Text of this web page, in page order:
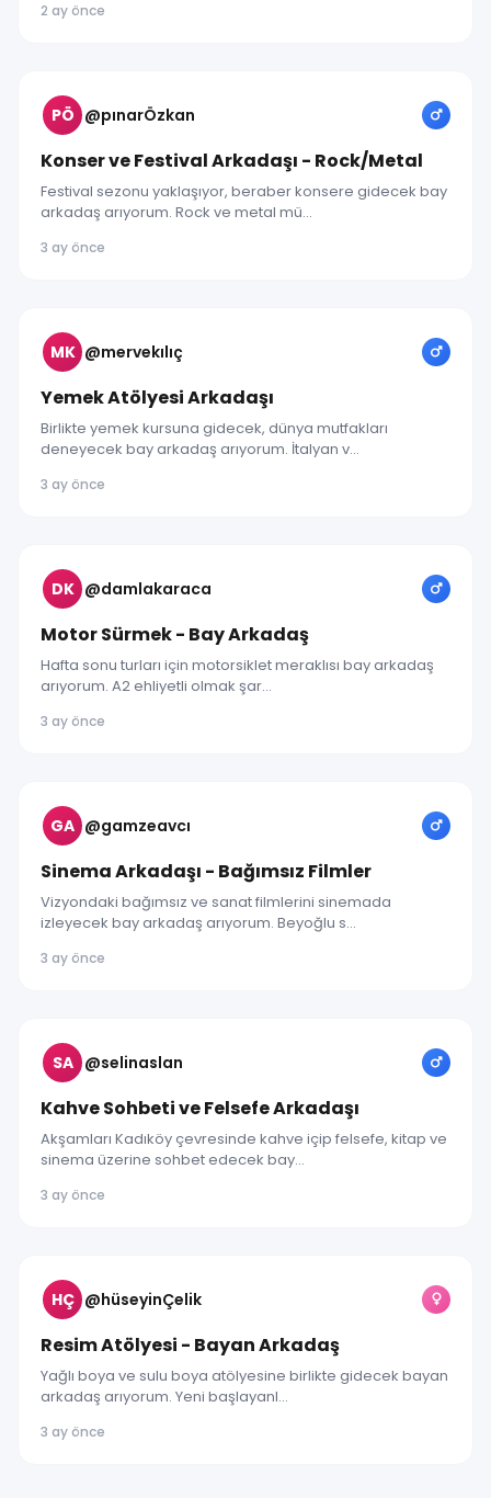
2 ay önce
PÖ @pınarÖzkan
Konser ve Festival Arkadaşı - Rock/Metal
Festival sezonu yaklaşıyor, beraber konsere gidecek bay
arkadaş arıyorum. Rock ve metal mü...
3 ay önce
MK @mervekılıç
Yemek Atölyesi Arkadaşı
Birlikte yemek kursuna gidecek, dünya mutfakları
deneyecek bay arkadaş arıyorum. İtalyan v...
3 ay önce
DK @damlakaraca
Motor Sürmek - Bay Arkadaş
Hafta sonu turları için motorsiklet meraklısı bay arkadaş
arıyorum. A2 ehliyetli olmak şar...
3 ay önce
GA @gamzeavcı
Sinema Arkadaşı - Bağımsız Filmler
Vizyondaki bağımsız ve sanat filmlerini sinemada
izleyecek bay arkadaş arıyorum. Beyoğlu s...
3 ay önce
SA @selinaslan
Kahve Sohbeti ve Felsefe Arkadaşı
Akşamları Kadıköy çevresinde kahve içip felsefe, kitap ve
sinema üzerine sohbet edecek bay...
3 ay önce
HÇ @hüseyinÇelik
Resim Atölyesi - Bayan Arkadaş
Yağlı boya ve sulu boya atölyesine birlikte gidecek bayan
arkadaş arıyorum. Yeni başlayanl...
3 ay önce